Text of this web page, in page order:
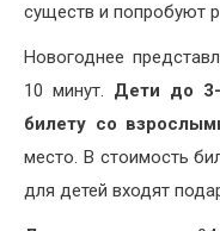
существ и попробуют
Новогоднее
10 минут. Дети до
билету со
место. В стоимость
для детей входят